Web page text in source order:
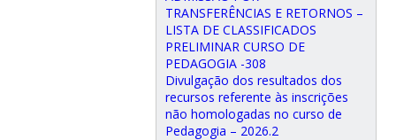
TRANSFERÊNCIAS E RETORNOS –
LISTA DE CLASSIFICADOS
PRELIMINAR CURSO DE
PEDAGOGIA -308
Divulgação dos resultados dos
recursos referente às inscrições
não homologadas no curso de
Pedagogia – 2026.2